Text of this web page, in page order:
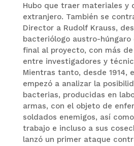
Hubo que traer materiales y
extranjero. También se
Director a Rudolf Krauss,
bacteriólogo austro-
final al proyecto, con más
entre investigadores y
Mientras tanto, desde 1914,
empezó a analizar la
bacterias, producidas en
armas, con el objeto de
soldados enemigos, así
trabajo e incluso a sus
lanzó un primer ataque